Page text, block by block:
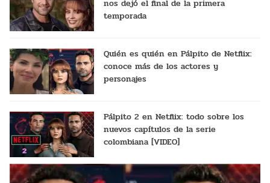
nos dejó el final de la primera
temporada
Quién es quién en Pálpito de Netflix:
conoce más de los actores y
personajes
Pálpito 2 en Netflix: todo sobre los
nuevos capítulos de la serie
colombiana [VIDEO]